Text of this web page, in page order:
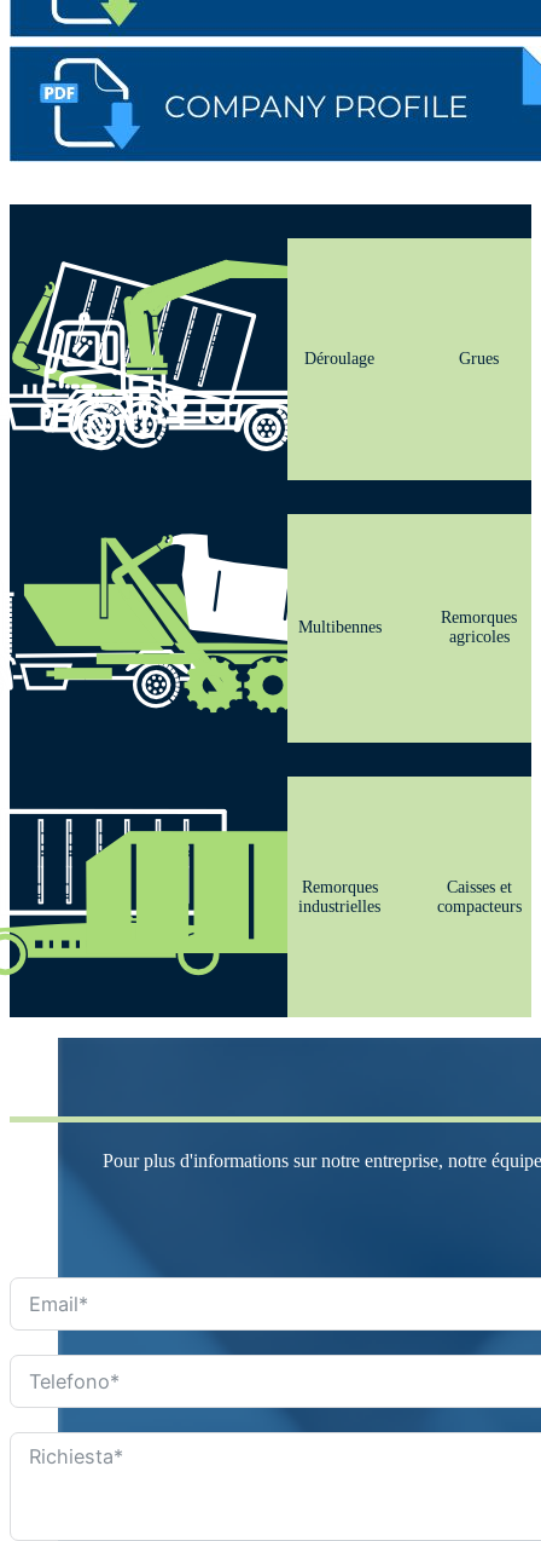
Déroulage Grues
Multibennes
Remorques
agricoles
Remorques
industrielles
Caisses et
compacteurs
Pour plus d'informations sur notre entreprise, notre